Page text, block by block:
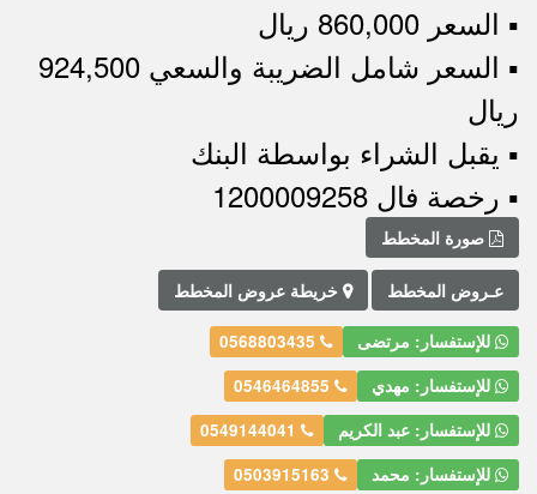
▪︎ السعر 860,000 ريال
▪︎ السعر شامل الضريبة والسعي 924,500
ريال
▪︎ يقبل الشراء بواسطة البنك
▪︎ رخصة فال 1200009258
صورة المخطط
عـروض المخطط خريطة عروض المخطط
للإستفسار: مرتضى
للإستفسار: مهدي
للإستفسار: عبد الكريم
للإستفسار: محمد